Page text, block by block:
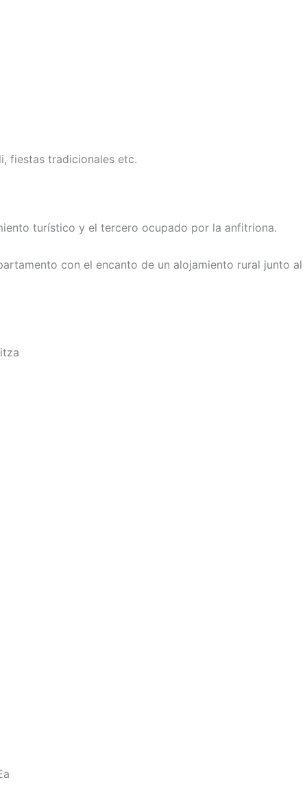
fiestas tradicionales etc.
turístico y el tercero ocupado por la anfitriona.
con el encanto de un alojamiento rural junto al